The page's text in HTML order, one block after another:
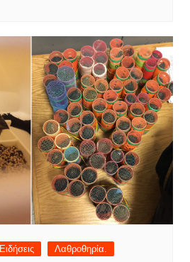
Ειδήσεις Λαθροθηρία.